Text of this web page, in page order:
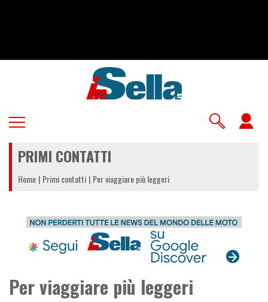
PRIMI CONTATTI
Home Primi contatti Per viaggiare più leggeri
Per viaggiare più leggeri